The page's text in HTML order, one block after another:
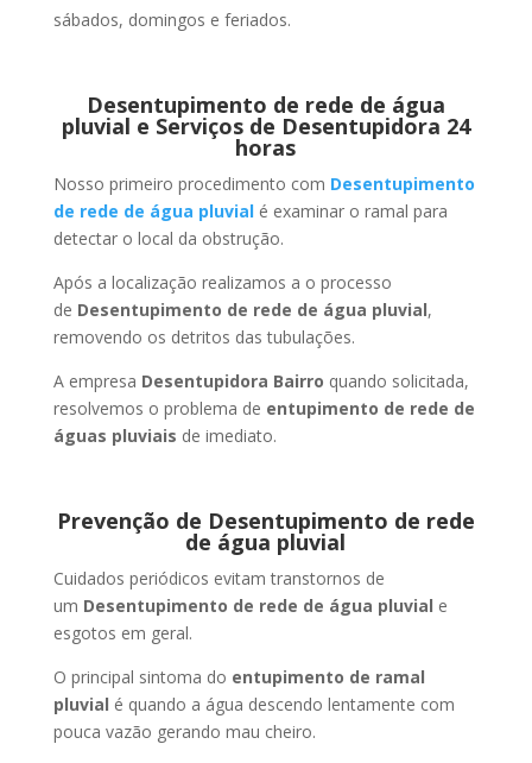
sábados, domingos e feriados.
Desentupimento de rede de água
pluvial e Serviços de Desentupidora 24
horas
Nosso primeiro procedimento com Desentupimento
de rede de água pluvialé examinar o ramal para
detectar o local da obstrução.
Após a localização realizamos a o processo
de Desentupimento de rede de água pluvial,
removendo os detritos das tubulações.
A empresa Desentupidora Bairro quando solicitada,
resolvemos o problema de entupimento de rede de
águas pluviais de imediato.
Prevenção de Desentupimento de rede
de água pluvial
Cuidados periódicos evitam transtornos de
um Desentupimento de rede de água pluvial e
esgotos em geral.
O principal sintoma do entupimento de ramal
pluvial é quando a água descendo lentamente com
pouca vazão gerando mau cheiro.